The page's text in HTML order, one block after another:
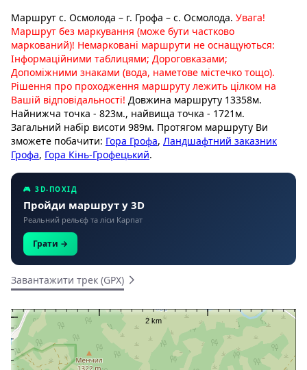
Маршрут с. Осмолода – г. Грофа – с. Осмолода. Увага!
Маршрут без маркування (може бути частково
маркований)! Немарковані маршрути не оснащуються:
Інформаційними таблицями; Дороговказами;
Допоміжними знаками (вода, наметове містечко тощо).
Рішення про проходження маршруту лежить цілком на
Вашій відповідальності! Довжина маршруту 13358м.
Найнижча точка - 823м., найвища точка - 1721м.
Загальний набір висоти 989м. Протягом маршруту Ви
зможете побачити: Гора Грофа, Ландшафтний заказник
Грофа, Гора Кінь-Грофецький.
🎮 3D-ПОХІД
Пройди маршрут у 3D
Реальний рельєф та ліси Карпат
Грати →
Завантажити трек (GPX)